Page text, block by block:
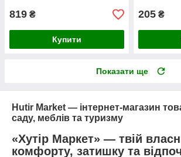
819 ₴
Купити
205 ₴
Показати ще
Hutir Market — інтернет-магазин
саду, меблів та туризму
«Хутір Маркет» — твій
комфорту, затишку та